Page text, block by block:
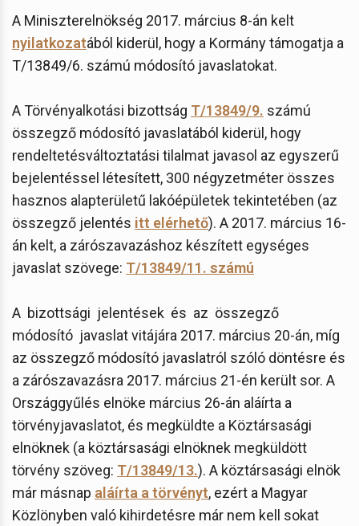
A Miniszterelnökség 2017. március 8-án kelt
nyilatkozatából kiderül, hogy a Kormány támogatja a
T/13849/6. számú módosító javaslatokat.
A Törvényalkotási bizottság T/13849/9. számú
összegző módosító javaslatából kiderül, hogy
rendeltetésváltoztatási tilalmat javasol az egyszerű
bejelentéssel létesített, 300 négyzetméter összes
hasznos alapterületű lakóépületek tekintetében (az
összegző jelentés itt elérhető). A 2017. március 16-
án kelt, a zárószavazáshoz készített egységes
javaslat szövege: T/13849/11. számú
A bizottsági jelentések és az összegző
módosító javaslat vitájára 2017. március 20-án, míg
az összegző módosító javaslatról szóló döntésre és
a zárószavazásra 2017. március 21-én került sor. A
Országgyűlés elnöke március 26-án aláírta a
törvényjavaslatot, és megküldte a Köztársasági
elnöknek (a köztársasági elnöknek megküldött
törvény szöveg: T/13849/13.). A köztársasági elnök
már másnap aláírta a törvényt, ezért a Magyar
Közlönyben való kihirdetésre már nem kell sokat